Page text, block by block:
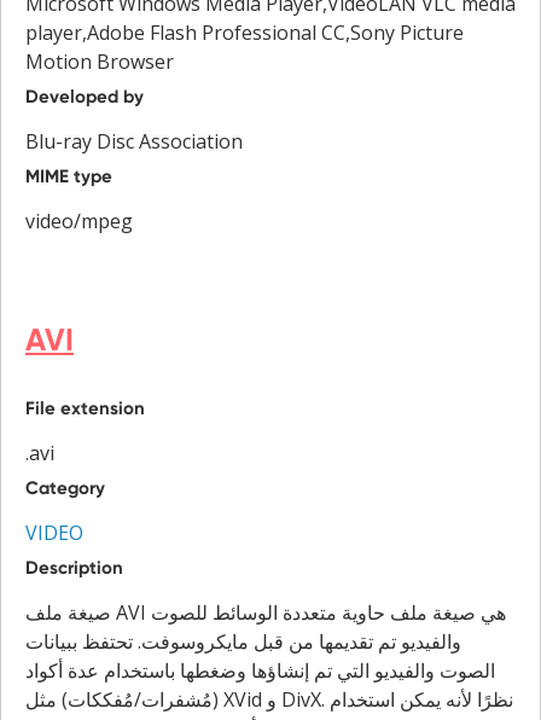
player,Adobe Flash Professional CC,Sony Picture
Motion Browser
Developed by
Blu-ray Disc Association
MIME type
video/mpeg
AVI
File extension
.avi
Category
VIDEO
Description
صيغة ملف AVI هي صيغة ملف حاوية متعددة الوسائط للصوت
والفيديو تم تقديمها من قبل مايكروسوفت. تحتفظ ببيانات
الصوت والفيديو التي تم إنشاؤها وضغطها باستخدام عدة أكواد
(مُشفرات/مُفككات) مثل XVid و DivX. نظرًا لأنه يمكن استخدام